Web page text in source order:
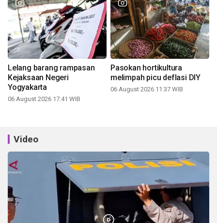
Lelang barang rampasan
Kejaksaan Negeri
Yogyakarta
06 August 2026 17:41 WIB
Pasokan hortikultura
melimpah picu deflasi DIY
06 August 2026 11:37 WIB
Video